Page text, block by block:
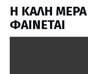
H ΚΑΛΗ
ΦΑΙΝΕΤΑΙ